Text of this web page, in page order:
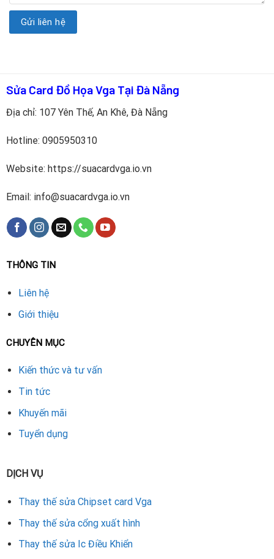
Sửa Card Đồ Họa Vga Tại Đà Nẵng
Địa chỉ: 107 Yên Thế, An Khê, Đà Nẵng
Hotline: 0905950310
Website: https://suacardvga.io.vn
Email: info@suacardvga.io.vn
THÔNG TIN
Liên hệ
Giới thiệu
CHUYÊN MỤC
Kiến thức và tư vấn
Tin tức
Khuyến mãi
Tuyển dụng
DỊCH VỤ
Thay thế sửa Chipset card Vga
Thay thế sửa cổng xuất hình
Thay thế sửa Ic Điều Khiển